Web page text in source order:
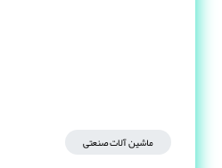
ماشین آلات صنعتی